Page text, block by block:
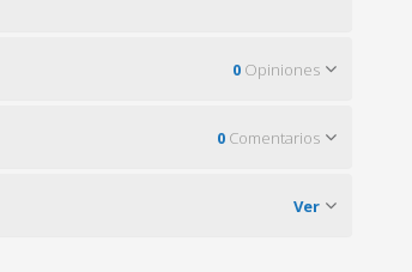
0 Opiniones
0 Comentarios
Ver